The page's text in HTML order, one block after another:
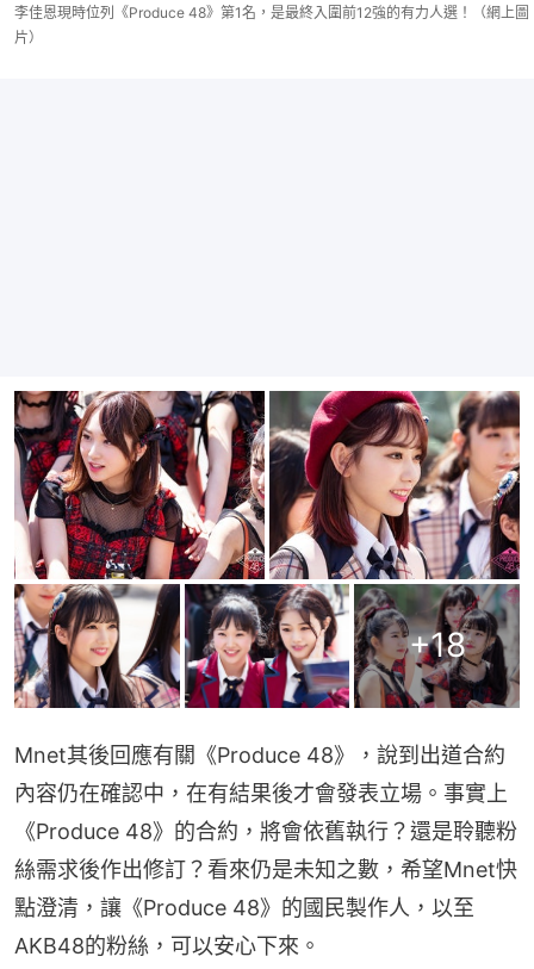
李佳恩現時位列《Produce 48》第1名，是最終入圍前12強的有力人選！（網上圖
片）
+18
Mnet其後回應有關《Produce 48》，說到出道合約
內容仍在確認中，在有結果後才會發表立場。事實上
《Produce 48》的合約，將會依舊執行？還是聆聽粉
絲需求後作出修訂？看來仍是未知之數，希望Mnet快
點澄清，讓《Produce 48》的國民製作人，以至
AKB48的粉絲，可以安心下來。